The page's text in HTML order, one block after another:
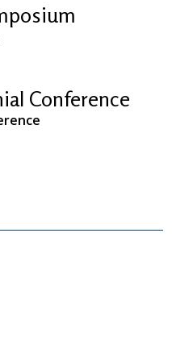
Conference